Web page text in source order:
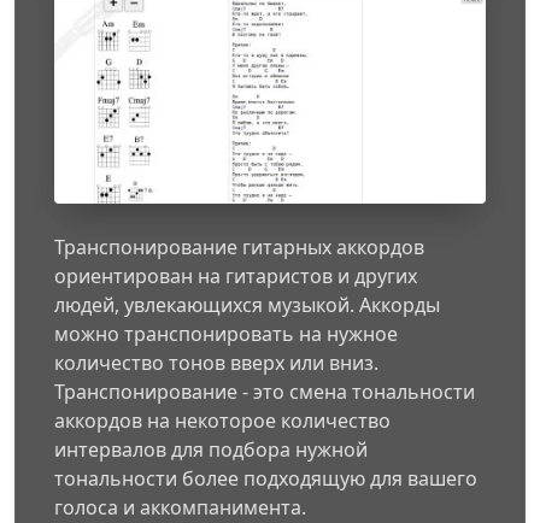
Транспонирование гитарных аккордов
ориентирован на гитаристов и других
людей, увлекающихся музыкой. Аккорды
можно транспонировать на нужное
количество тонов вверх или вниз.
Транспонирование - это смена тональности
аккордов на некоторое количество
интервалов для подбора нужной
тональности более подходящую для вашего
голоса и аккомпанимента.